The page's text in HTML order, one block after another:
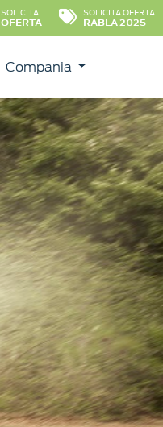
SOLICITA
OFERTA
SOLICITA OFERTA
RABLA 2025
Compania